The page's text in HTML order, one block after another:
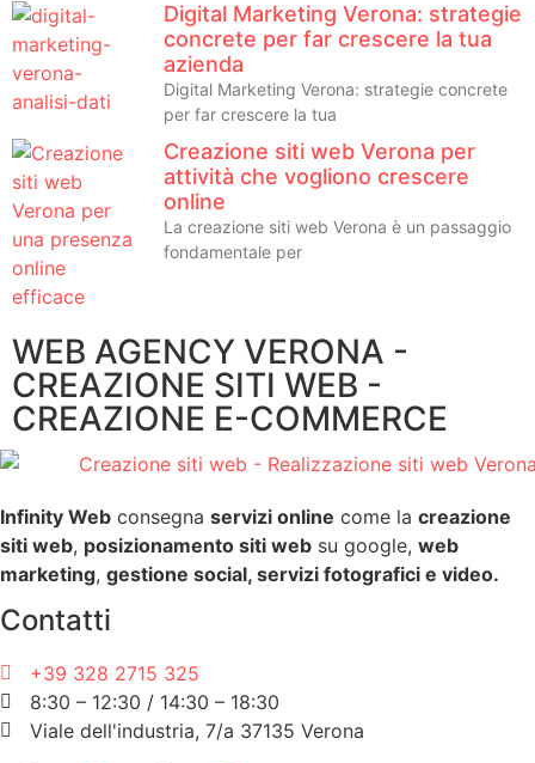
Digital Marketing Verona: strategie
concrete per far crescere la tua
azienda
Digital Marketing Verona: strategie concrete
per far crescere la tua
Creazione siti web Verona per
attività che vogliono crescere
online
La creazione siti web Verona è un passaggio
fondamentale per
WEB AGENCY VERONA -
CREAZIONE SITI WEB -
CREAZIONE E-COMMERCE
Infinity Web consegna servizi online come la creazione
siti web, posizionamento siti web su google, web
marketing, gestione social, servizi fotografici e video.
Contatti
+39 328 2715 325
8:30 – 12:30 / 14:30 – 18:30
Viale dell'industria, 7/a 37135 Verona